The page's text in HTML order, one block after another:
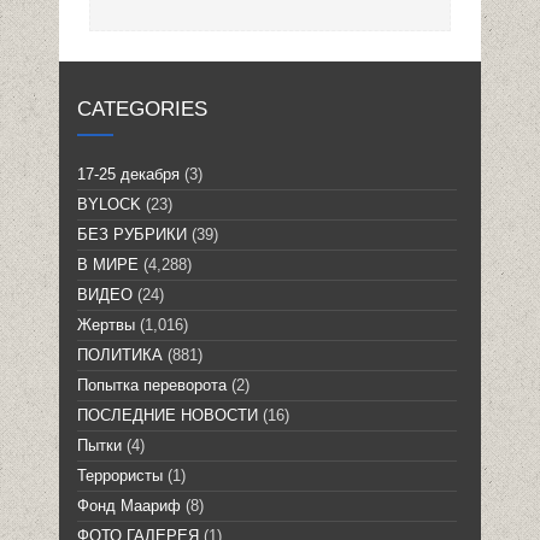
CATEGORIES
17-25 декабря (3)
BYLOCK (23)
БЕЗ РУБРИКИ (39)
В МИРЕ (4,288)
ВИДЕО (24)
Жертвы (1,016)
ПОЛИТИКА (881)
Попытка переворота (2)
ПОСЛЕДНИЕ НОВОСТИ (16)
Пытки (4)
Террористы (1)
Фонд Маариф (8)
ФОТО ГАЛЕРЕЯ (1)